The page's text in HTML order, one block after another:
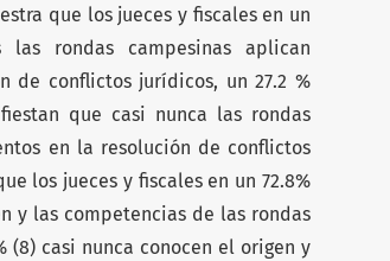
que los jueces y fiscales en un
las rondas campesinas aplican
de conflictos jurídicos, un 27.2 %
que casi nunca las rondas
en la resolución de conflictos
los jueces y fiscales en un 72.8%
y las competencias de las rondas
(8) casi nunca conocen el origen y